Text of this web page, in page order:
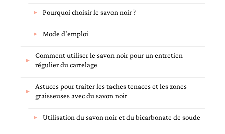
Pourquoi choisir le savon noir ?
Mode d’emploi
Comment utiliser le savon noir pour un entretien
régulier du carrelage
Astuces pour traiter les taches tenaces et les zones
graisseuses avec du savon noir
Utilisation du savon noir et du bicarbonate de soude